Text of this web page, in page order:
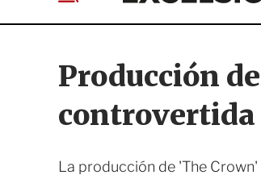
e
Producción
controvertida
La producción de 'The